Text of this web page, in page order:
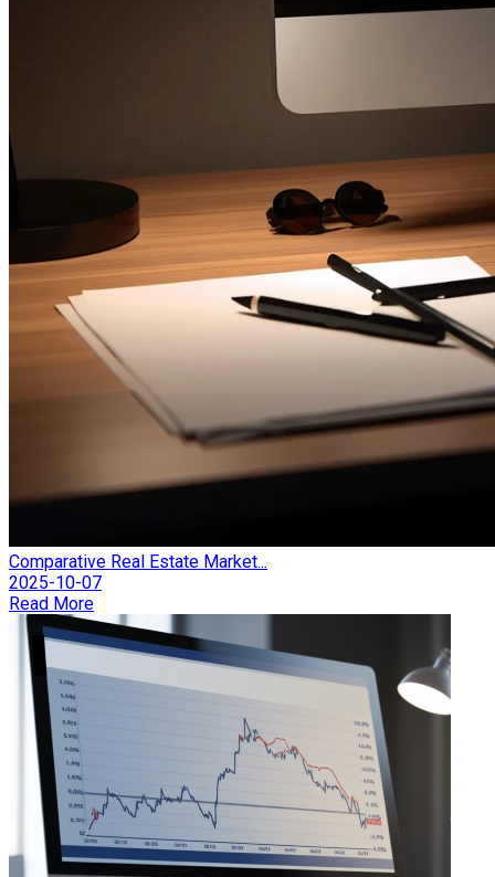
Comparative Real Estate Market...
2025-10-07
Read More